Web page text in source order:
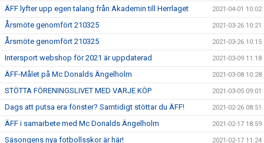
ÄFF lyfter upp egen talang från Akademin till Herrlaget 2021-04-01 10:02
Årsmöte genomfört 210325 2021-03-26 10:21
Årsmöte genomfört 210325 2021-03-26 10:15
Intersport webshop för 2021 är uppdaterad 2021-03-09 11:18
ÄFF-Målet på Mc Donalds Ängelholm 2021-03-08 10:28
STÖTTA FÖRENINGSLIVET MED VARJE KÖP 2021-03-05 09:01
Dags att putsa era fönster? Samtidigt stöttar du ÄFF! 2021-02-26 08:51
ÄFF i samarbete med Mc Donalds Ängelholm 2021-02-17 18:59
Säsongens nya fotbollsskor är här! 2021-02-17 11:24